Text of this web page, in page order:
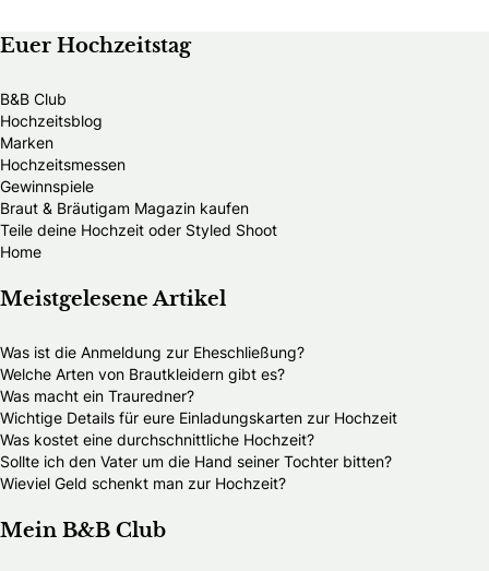
Euer Hochzeitstag
B&B Club
Hochzeitsblog
Marken
Hochzeitsmessen
Gewinnspiele
Braut & Bräutigam Magazin kaufen
Teile deine Hochzeit oder Styled Shoot
Home
Meistgelesene Artikel
Was ist die Anmeldung zur Eheschließung?
Welche Arten von Brautkleidern gibt es?
Was macht ein Trauredner?
Wichtige Details für eure Einladungskarten zur Hochzeit
Was kostet eine durchschnittliche Hochzeit?
Sollte ich den Vater um die Hand seiner Tochter bitten?
Wieviel Geld schenkt man zur Hochzeit?
Mein B&B Club